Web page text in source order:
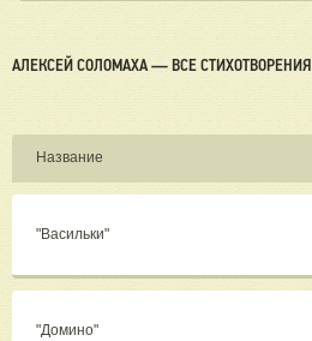
АЛЕКСЕЙ СОЛОМАХА — ВСЕ СТИХОТВОРЕНИЯ
Название
"Васильки"
"Домино"